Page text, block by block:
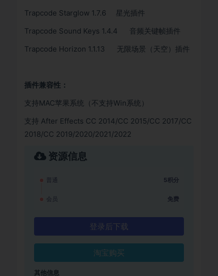
Trapcode Starglow 1.7.6 星光插件
Trapcode Sound Keys 1.4.4 音频关键帧插件
Trapcode Horizon 1.1.13 无限场景（天空）插件
插件兼容性：
支持MAC苹果系统（不支持Win系统）
支持 After Effects CC 2014/CC 2015/CC 2017/CC
2018/CC 2019/2020/2021/2022
资源信息
普通 5积分
会员 免费
登录后下载
淘宝购买
其他信息